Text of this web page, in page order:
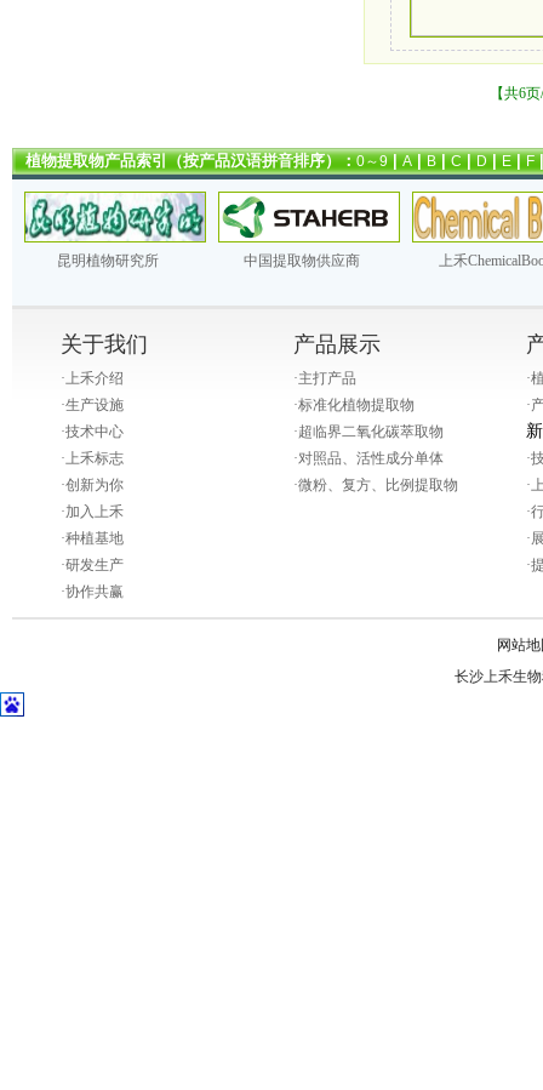
【共6
植物提取物产品索引（按产品汉语拼音排序）：0～9|A|B|C|D|E|F
昆明植物研究所 中国提取物供应商 上禾
关于我们
·上禾介绍
·生产设施
·技术中心
·上禾标志
·创新为你
·加入上禾
·种植基地
·研发生产
·协作共赢
产品展示
·主打产品
·标准化植物提取物
·超临界二氧化碳萃取物
·对照品、活性成分单体
·微粉、复方、比例提取物
·
·
·
·
·
·
·
网站
长沙上禾生物